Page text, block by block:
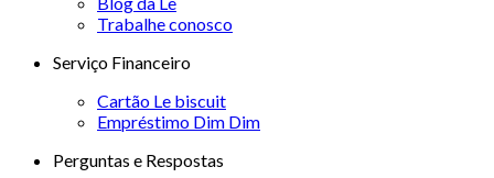
Trabalhe conosco
Serviço Financeiro
Cartão Le biscuit
Empréstimo Dim Dim
Perguntas e Respostas